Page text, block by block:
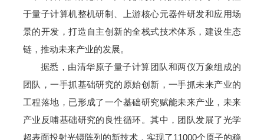
于量子计算机整机研制、上游核心元器件研发和应用场
景的开发，打造自主创新的全栈式技术体系，建设生态
链，推动未来产业的发展。
据悉，由清华原子量子计算团队和两仪万象组成的
团队，一手抓基础研究的原始创新，一手抓未来产业的
工程落地，已形成了一个基础研究赋能未来产业，未来
产业反哺基础研究的良性循环。其中，团队发展了光学
超表面投射光镊阵列的新技术，实现了11000个原子的稳